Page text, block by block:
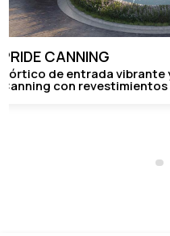
vibrante y memorable
aplicados.